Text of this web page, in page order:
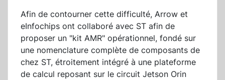
Afin de contourner cette difficulté, Arrow et
eInfochips ont collaboré avec ST afin de
proposer un "kit AMR" opérationnel, fondé sur
une nomenclature complète de composants de
chez ST, étroitement intégré à une plateforme
de calcul reposant sur le circuit Jetson Orin